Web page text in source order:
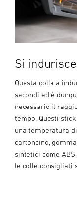
Si
Questa colla a
secondi ed è
necessario il
tempo. Questi
una temperatura
cartoncino,
sintetici come ABS,
le colle consigliati